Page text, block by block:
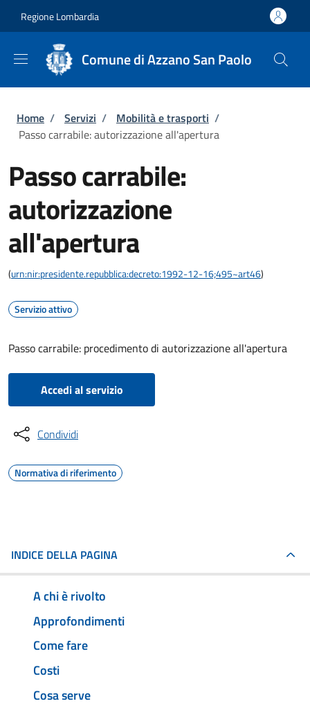
Regione Lombardia
Comune di Azzano San Paolo
Briciole di pane
Home / Servizi / Mobilità e trasporti /
Passo carrabile: autorizzazione all'apertura
Passo carrabile:
autorizzazione
all'apertura
(urn:nir:presidente.repubblica:decreto:1992-12-16;495~art46)
Servizio attivo
Passo carrabile: procedimento di autorizzazione all'apertura
Accedi al servizio
Condividi
Normativa di riferimento
INDICE DELLA PAGINA
A chi è rivolto
Approfondimenti
Come fare
Costi
Cosa serve